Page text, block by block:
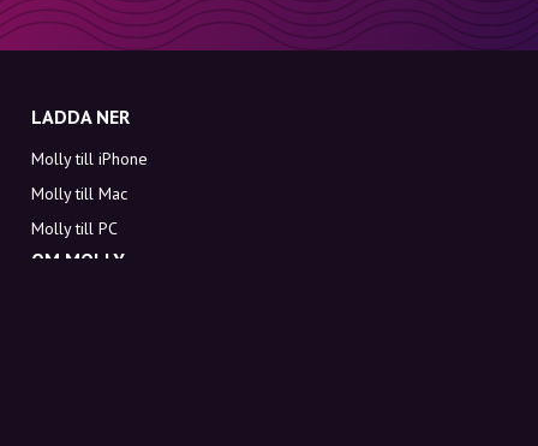
LADDA NER
Molly till iPhone
Molly till Mac
Molly till PC
OM MOLLY